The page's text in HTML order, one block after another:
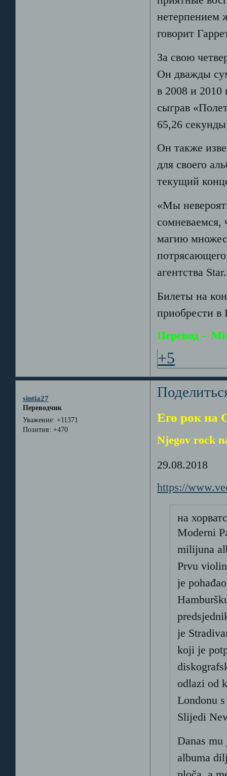
нетерпением
говорит
За свою
Он дважды
в 2008 и 2010
сыграв
65,26
Он также
для своего
текущий
«Мы
сомневаемся,
магию
агентства Star.
Билеты на
приобрести в
Перевод -
+5
sintia27
Переводчик
Уважение: +11371
Позитив: +470
Его рок на
Njegov rock
29.08.2018
https://
на
Moderni
milijuna
Prvu
je
je
koji je
odlazi od
Londonu
Slijedi
Danas
albuma